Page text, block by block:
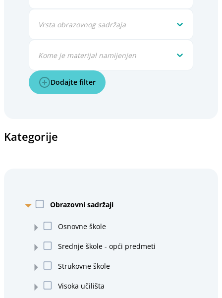
Vrsta obrazovnog sadržaja
Kome je materijal namijenjen
Dodajte filter
Kategorije
Obrazovni sadržaji
Osnovne škole
Srednje škole - opći predmeti
Strukovne škole
Visoka učilišta